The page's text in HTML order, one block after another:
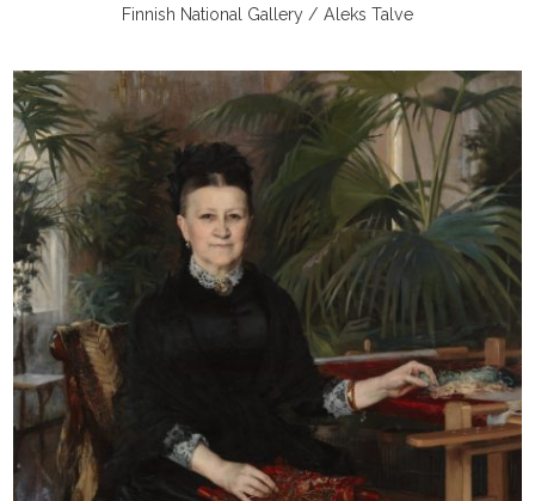
Finnish National Gallery / Aleks Talve